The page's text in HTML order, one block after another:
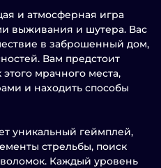
и атмосферная игра
выживания и шутера. Вас
в заброшенный дом,
Вам предстоит
мрачного места,
и находить способы
уникальный геймплей,
стрельбы, поиск
Каждый уровень